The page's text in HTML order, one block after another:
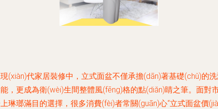
(xiàn)代家居裝修中，立式面盆不僅承擔(dān)著基礎(chǔ)的
，更成為衛(wèi)生間整體風(fēng)格的點(diǎn)睛之筆。面對
琳瑯滿目的選擇，很多消費(fèi)者常關(guān)心“立式面盆價